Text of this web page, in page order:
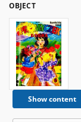
OBJECT
Show content